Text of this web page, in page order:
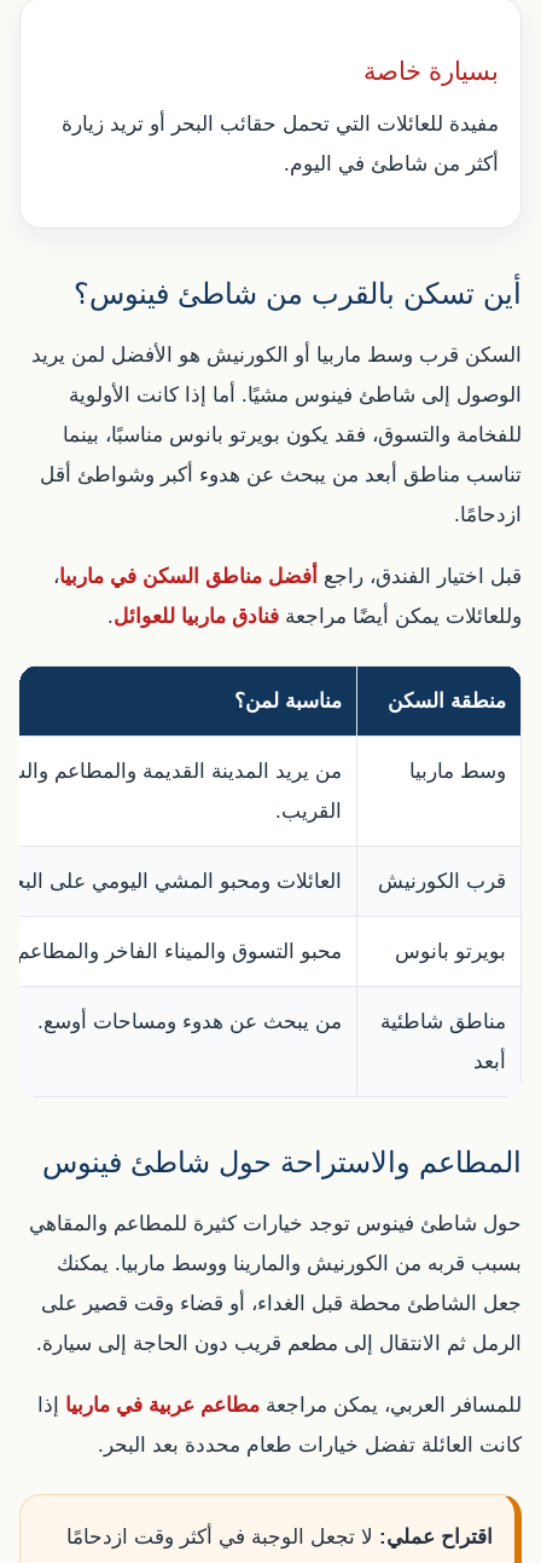
بسيارة خاصة
مفيدة للعائلات التي تحمل حقائب البحر أو تريد زيارة
أكثر من شاطئ في اليوم.
أين تسكن بالقرب من شاطئ فينوس؟
السكن قرب وسط ماربيا أو الكورنيش هو الأفضل لمن يريد
الوصول إلى شاطئ فينوس مشيًا. أما إذا كانت الأولوية
للفخامة والتسوق، فقد يكون بويرتو بانوس مناسبًا، بينما
تناسب مناطق أبعد من يبحث عن هدوء أكبر وشواطئ أقل
ازدحامًا.
قبل اختيار الفندق، راجع أفضل مناطق السكن في ماربيا،
وللعائلات يمكن أيضًا مراجعة فنادق ماربيا للعوائل.
منطقة السكن مناسبة لمن؟
وسط ماربيا
من يريد المدينة القديمة والمطاعم
القريب.
قرب الكورنيش العائلات ومحبو المشي اليومي على
بويرتو بانوس محبو التسوق والميناء الفاخر والمطاعم.
مناطق شاطئية
أبعد
من يبحث عن هدوء ومساحات أوسع.
المطاعم والاستراحة حول شاطئ فينوس
حول شاطئ فينوس توجد خيارات كثيرة للمطاعم والمقاهي
بسبب قربه من الكورنيش والمارينا ووسط ماربيا. يمكنك
جعل الشاطئ محطة قبل الغداء، أو قضاء وقت قصير على
الرمل ثم الانتقال إلى مطعم قريب دون الحاجة إلى سيارة.
للمسافر العربي، يمكن مراجعة مطاعم عربية في ماربيا إذا
كانت العائلة تفضل خيارات طعام محددة بعد البحر.
اقتراح عملي: لا تجعل الوجبة في أكثر وقت ازدحامًا